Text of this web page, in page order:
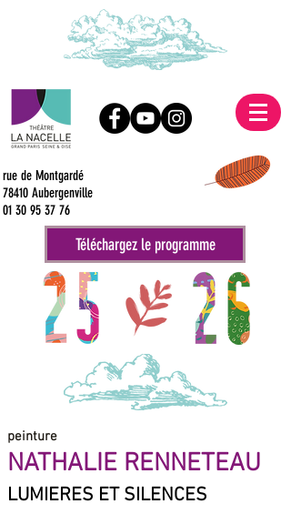
rue de Montgardé
78410 Aubergenville
01 30 95 37 76
Téléchargez le programme
peinture
NATHALIE RENNETEAU
LUMIERES ET SILENCES